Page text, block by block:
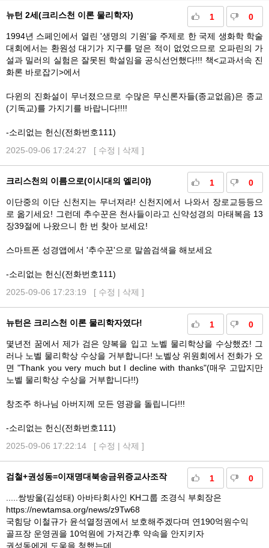
1 0
뉴턴 2세(크리스천 이론 물리학자)
1994년 스페인에서 열린 '생명의 기원'을 주제로 한 국제 생화학 학술
대회에서는 환원성 대기가 지구를 덮은 적이 없었으므로 오파린의 가
설과 밀러의 실험은 잘못된 학설임을 공식선언했다!!! 책<교과서속 진
화론 바로잡기>에서
다윈의 진화설이 무너졌으므로 수많은 무신론자들(종교없음)은 종교
(기독교)를 가지기를 바랍니다!!!!
-소리없는 헌신(전화번호111)
2025-09-06 17:24:27 [ 수정 | 삭제 ]
1 0
크리스천의 이름으로(이시대의 엘리야)
이단중의 이단 신천지는 무너져라! 신천지에서 나와서 장로교등등으
로 옮기세요! 그런데 추수꾼은 천사들이라고 신약성경의 마태복음 13
장39절에 나왔으니 한 번 찾아 보세요!
스마트폰 성경앱에서 '추수꾼'으로 말씀검색을 해보세요
-소리없는 헌신(전화번호111)
2025-09-06 17:23:19 [ 수정 | 삭제 ]
1 0
뉴턴은 크리스천 이론 물리학자였다!
몇년전 꿈에서 제가 검은 양복을 입고 노벨 물리학상을 수상했죠! 그
러나 노벨 물리학상 수상을 거부합니다! 노벨상 위원회에서 전화가 오
면 "Thank you very much but I decline with thanks"(매우 고맙지만
노벨 물리학상 수상을 거부합니다!!)
창조주 하나님 아버지께 모든 영광을 돌립니다!!!
-소리없는 헌신(전화번호111)
2025-09-06 17:22:14 [ 수정 | 삭제 ]
1 0
검철+권성동=이재명대북송금위증교사조작
.....쌍방울(김성태) 아바타회사인 KH그룹 조경식 부회장은
https://newtamsa.org/news/z9Tw68
국힘당 이철규가 윤석열정권에서 보호해주겠다며 연190억원수익
골프장 운영권을 10억원에 가져간후 약속을 안지키자
권성동에게 도움을 청했는데